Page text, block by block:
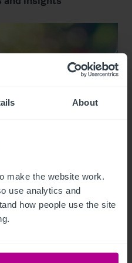
About
make the website work.
use analytics and
how people use the site
Österreich:
als Investoren